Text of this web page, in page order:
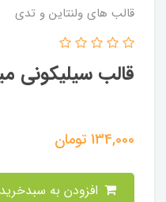
قالب های ولنتاین و تدی
قالب سیلیکونی
134,000تومان